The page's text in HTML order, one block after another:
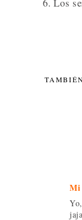
6. Los
Mi